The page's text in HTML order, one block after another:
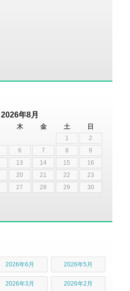
2026年8月
木 金 土 日
1
2
6 7 8
9
13 14 15
16
20 21 22
23
27 28 29
30
2026年6月 2026年5月
2026年3月 2026年2月